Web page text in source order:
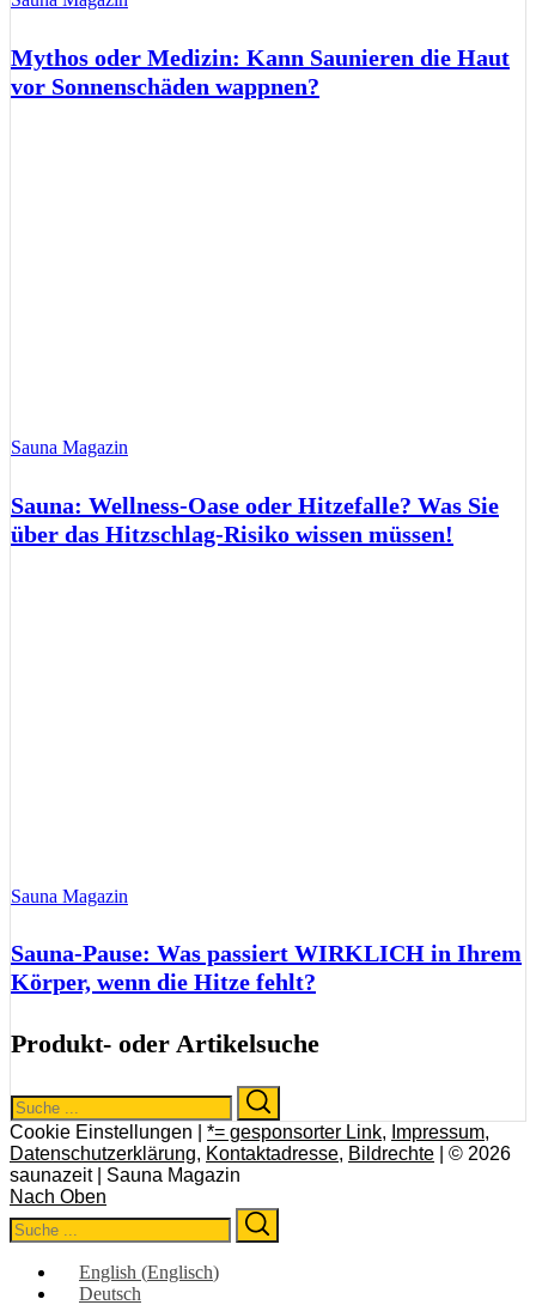
Mythos oder Medizin: Kann Saunieren die Haut
vor Sonnenschäden wappnen?
Sauna Magazin
Sauna: Wellness-Oase oder Hitzefalle? Was Sie
über das Hitzschlag-Risiko wissen müssen!
Sauna Magazin
Sauna-Pause: Was passiert WIRKLICH in Ihrem
Körper, wenn die Hitze fehlt?
Produkt- oder Artikelsuche
Search
for:
Cookie Einstellungen | *= gesponsorter Link, Impressum,
Datenschutzerklärung, Kontaktadresse, Bildrechte | © 2026
saunazeit | Sauna Magazin
Nach Oben
Search
for:
English (Englisch)
Deutsch